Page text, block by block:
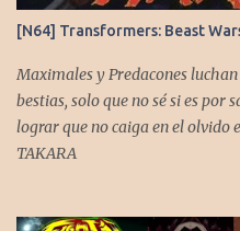
[N64] Transformers: Beast
Maximales y Predacones
bestias, solo que no sé si es
lograr que no caiga en el
TAKARA